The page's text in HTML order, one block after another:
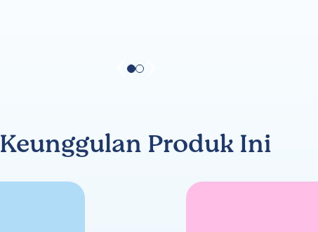
Keunggulan Produk Ini